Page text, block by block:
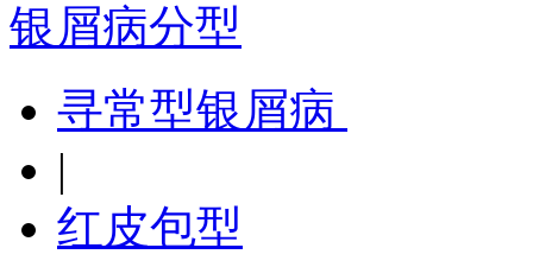
银屑病分型
寻常型银屑病
|
红皮包型